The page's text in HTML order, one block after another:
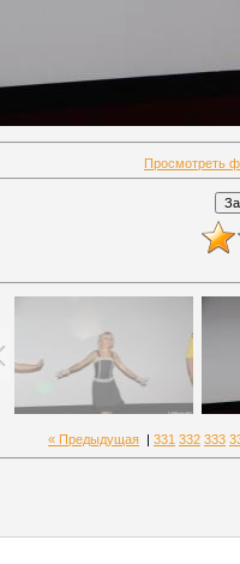
Просмотреть
« Предыдущая 331 332 333